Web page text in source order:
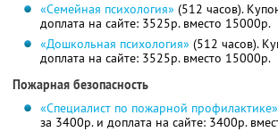
«Семейная психология» (512 часов).
доплата на сайте: 3525р. вместо 15000р.
«Дошкольная психология» (512 часов).
доплата на сайте: 3525р. вместо 15000р.
Пожарная безопасность
«Специалист по пожарной профилактике»
за 3400р. и доплата на сайте: 3400р.